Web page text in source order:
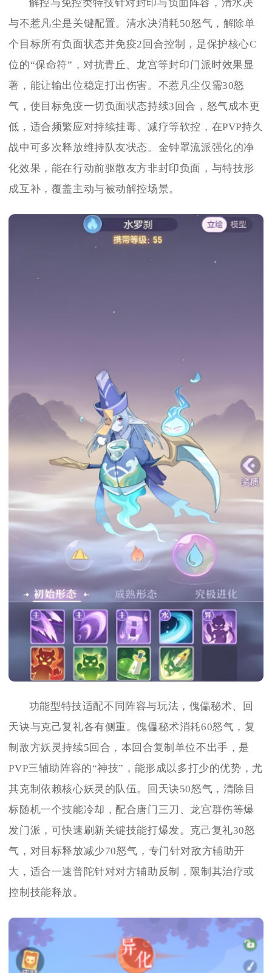
解控与免控类特技针对封印与负面阵容，清水决
与不惹凡尘是关键配置。清水决消耗50怒气，解除单
个目标所有负面状态并免疫2回合控制，是保护核心C
位的“保命符”，对抗青丘、龙宫等封印门派时效果显
著，能让输出位稳定打出伤害。不惹凡尘仅需30怒
气，使目标免疫一切负面状态持续3回合，怒气成本更
低，适合频繁应对持续挂毒、减疗等软控，在PVP持久
战中可多次释放维持队友状态。金钟罩流派强化的净
化效果，能在行动前驱散友方非封印负面，与特技形
成互补，覆盖主动与被动解控场景。
功能型特技适配不同阵容与玩法，傀儡秘术、回
天诀与克己复礼各有侧重。傀儡秘术消耗60怒气，复
制敌方妖灵持续5回合，本回合复制单位不出手，是
PVP三辅助阵容的“神技”，能形成以多打少的优势，尤
其克制依赖核心妖灵的队伍。回天诀50怒气，清除目
标随机一个技能冷却，配合唐门三刀、龙宫群伤等爆
发门派，可快速刷新关键技能打爆发。克己复礼30怒
气，对目标释放减少70怒气，专门针对敌方辅助开
大，适合一速普陀针对对方辅助反制，限制其治疗或
控制技能释放。